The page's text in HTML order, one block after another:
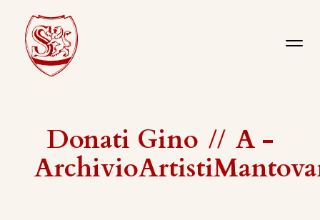
Donati Gino // A -